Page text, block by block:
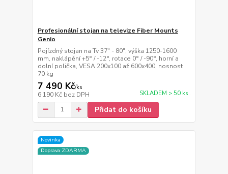
Profesionální stojan na televize Fiber Mounts
Genio
Pojízdný stojan na Tv 37" - 80", výška 1250-1600
mm, naklápění +5° / -12°, rotace 0° / -90°, horní a
dolní polička, VESA 200x100 až 600x400, nosnost
70 kg
7 490 Kč/ks
6 190 Kč bez DPH SKLADEM > 50 ks
Přidat do košíku
Novinka
Doprava ZDARMA